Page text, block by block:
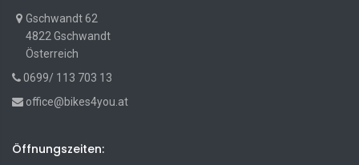
Gschwandt 62
4822 Gschwandt
Österreich
0699/ 113 703 13
office@bikes4you.at
Öffnungszeiten: